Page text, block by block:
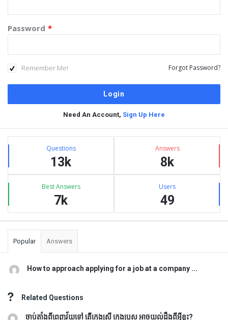
Password *
Remember Me! Forgot Password?
Need An Account, Sign Up Here
Sidebar
Stats Questions
13k
Answers
8k
Best Answers
7k
Users
49
Popular Answers
How to approach applying for a job at a company ...
Related Questions
ចាប់តាំងពីពេញវ័យទៅ តើក្មេងស្រី ក្មេងប្រុស អាចយល់ដឹងពីអ្វីខ្លះ?